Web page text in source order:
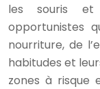
les souris
opportunistes
nourriture, de
habitudes et
zones à risque